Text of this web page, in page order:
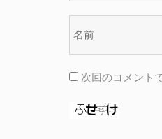
次回のコメント